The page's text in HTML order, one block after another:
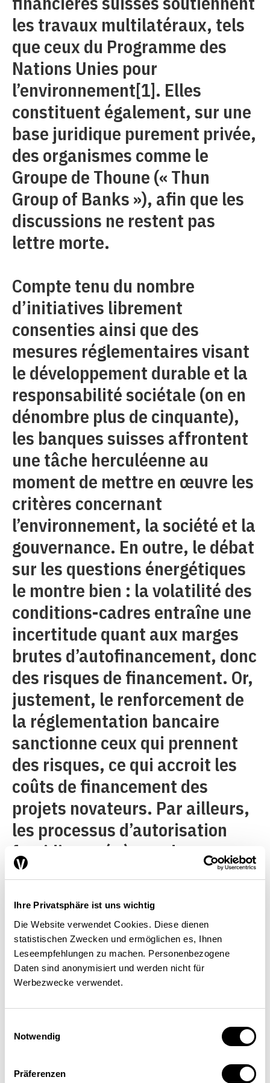
Ihre Privatsphäre ist uns wichtig
Die Website verwendet Cookies. Diese dienen
statistischen Zwecken und ermöglichen es, Ihnen
Leseempfehlungen zu machen. Personenbezogene
Daten sind anonymisiert und werden nicht für
Werbezwecke verwendet.
Notwendig
Präferenzen
les travaux multilatéraux, tels
que ceux du Programme des
Nations Unies pour
l’environnement[1]. Elles
constituent également, sur une
base juridique purement privée,
des organismes comme le
Groupe de Thoune (« Thun
Group of Banks »), afin que les
discussions ne restent pas
lettre morte.
Compte tenu du nombre
d’initiatives librement
consenties ainsi que des
mesures réglementaires visant
le développement durable et la
responsabilité sociétale (on en
dénombre plus de cinquante),
les banques suisses affrontent
une tâche herculéenne au
moment de mettre en œuvre les
critères concernant
l’environnement, la société et la
gouvernance. En outre, le débat
sur les questions énergétiques
le montre bien : la volatilité des
conditions-cadres entraîne une
incertitude quant aux marges
brutes d’autofinancement, donc
des risques de financement. Or,
justement, le renforcement de
la réglementation bancaire
sanctionne ceux qui prennent
des risques, ce qui accroit les
coûts de financement des
projets novateurs. Par ailleurs,
les processus d’autorisation
fastidieux génèrent des
problèmes, car les
peuvent pas maintenir
indéfiniment leur capital à
disposition.
Un terreau fertile en Suisse
Cependant, la Suisse est bien
positionnée dans le débat sur le